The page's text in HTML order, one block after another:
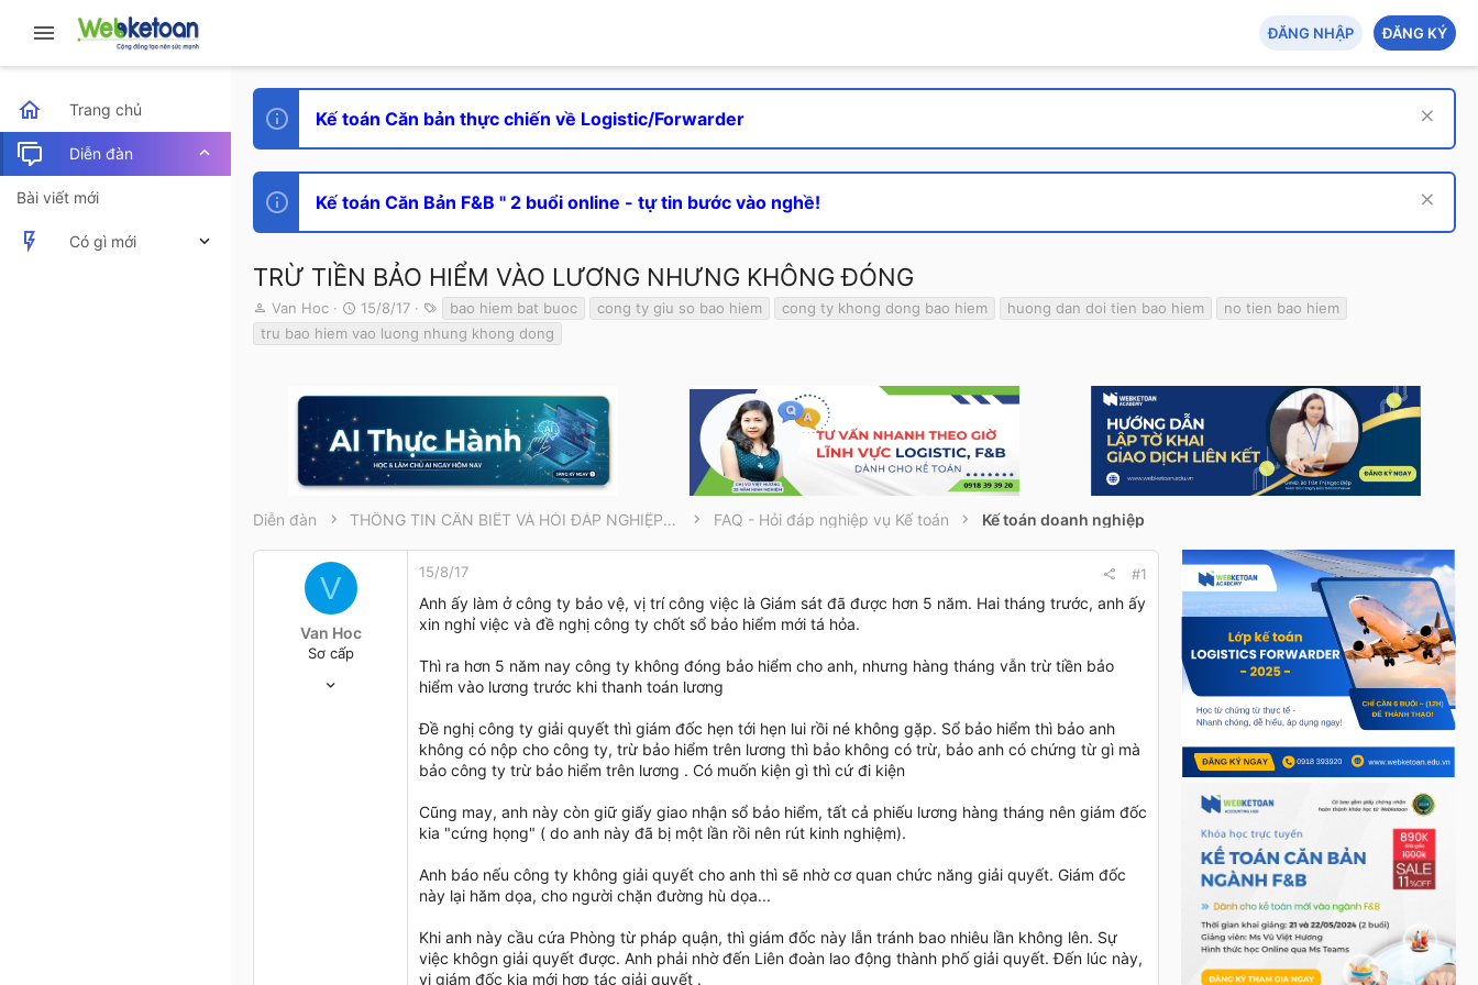
ĐĂNG NHẬP ĐĂNG KÝ
Trang chủ
Diễn đàn
Bài viết mới
Có gì mới
Kế toán Căn bản thực chiến về Logistic/Forwarder
Kế toán Căn Bản F&B " 2 buổi online - tự tin bước vào nghề!
TRỪ TIỀN BẢO HIỂM VÀO LƯƠNG NHƯNG KHÔNG ĐÓNG
T
h
r
e
Van Hoc
N
g
à
15/8/17
ừ
k
bao hiem bat buoc cong ty giu so bao hiem cong ty khong dong bao hiem huong dan doi tien bao hiem
no tien bao hiem
tru bao hiem vao luong nhung khong dong
Diễn đàn THÔNG TIN CẦN BIẾT VÀ HỎI ĐÁP NGHIỆP VỤ FAQ - Hỏi đáp nghiệp vụ Kế toán Kế toán doanh nghiệp
V
Van Hoc
Sơ cấp
15/8/17 #1
Anh ấy làm ở công ty bảo vệ, vị trí công việc là Giám sát đã được hơn 5 năm. Hai tháng trước, anh ấy
xin nghỉ việc và đề nghị công ty chốt sổ bảo hiểm mới tá hỏa.
Thì ra hơn 5 năm nay công ty không đóng bảo hiểm cho anh, nhưng hàng tháng vẫn trừ tiền bảo
hiểm vào lương trước khi thanh toán lương
Đề nghị công ty giải quyết thì giám đốc hẹn tới hẹn lui rồi né không gặp. Sổ bảo hiểm thì bảo anh
không có nộp cho công ty, trừ bảo hiểm trên lương thì bảo không có trừ, bảo anh có chứng từ gì mà
bảo công ty trừ bảo hiểm trên lương . Có muốn kiện gì thì cứ đi kiện
Cũng may, anh này còn giữ giấy giao nhận sổ bảo hiểm, tất cả phiếu lương hàng tháng nên giám đốc
kia "cứng họng" ( do anh này đã bị một lần rồi nên rút kinh nghiệm).
Anh báo nếu công ty không giải quyết cho anh thì sẽ nhờ cơ quan chức năng giải quyết. Giám đốc
này lại hăm dọa, cho người chặn đường hù dọa...
Khi anh này cầu cứa Phòng từ pháp quận, thì giám đốc này lẫn tránh bao nhiêu lần không lên. Sự
việc khôgn giải quyết được. Anh phải nhờ đến Liên đoàn lao động thành phố giải quyết. Đến lúc này,
vị giám đốc kia mới hợp tác giải quyết .